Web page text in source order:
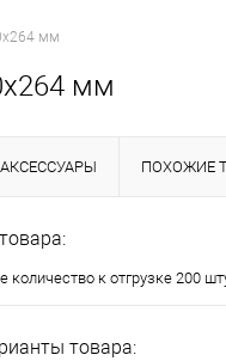
мм
мм
АКСЕССУАРЫ ПОХОЖИЕ
количество к отгрузке 200
товара: